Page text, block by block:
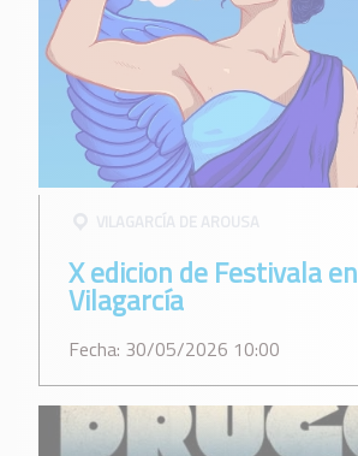
VILAGARCÍ­A DE AROUSA
X edicion de Festivala en
Vilagarcía
Fecha: 30/05/2026 10:00